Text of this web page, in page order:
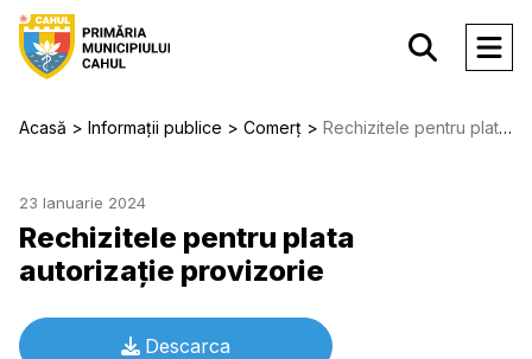
Acasă Informații publice Comerț Rechizitele pentru plata autorizație provizorie
23 Ianuarie 2024
Rechizitele pentru plata
autorizație provizorie
Descarca